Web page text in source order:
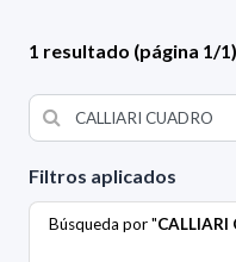
Filtros aplicados
Búsqueda por "CALLIARI
1 resultado (página 1/1)